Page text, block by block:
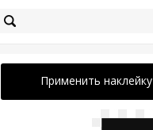
Применить наклейку